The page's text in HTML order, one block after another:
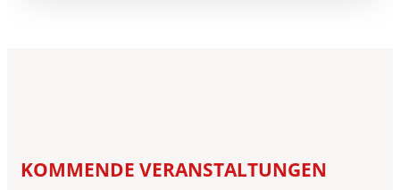
KOMMENDE VERANSTALTUNGEN